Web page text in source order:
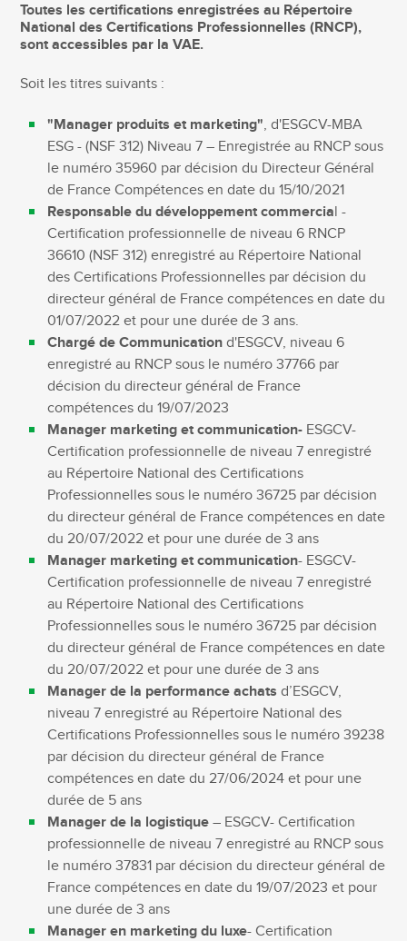
Toutes les certifications enregistrées au Répertoire
National des Certifications Professionnelles (RNCP),
sont accessibles par la VAE.
Soit les titres suivants :
"Manager produits et marketing", d'ESGCV-MBA
ESG - (NSF 312) Niveau 7 – Enregistrée au RNCP sous
le numéro 35960 par décision du Directeur Général
de France Compétences en date du 15/10/2021
Responsable du développement commercial -
Certification professionnelle de niveau 6 RNCP
36610 (NSF 312) enregistré au Répertoire National
des Certifications Professionnelles par décision du
directeur général de France compétences en date du
01/07/2022 et pour une durée de 3 ans.
Chargé de Communication d'ESGCV, niveau 6
enregistré au RNCP sous le numéro 37766 par
décision du directeur général de France
compétences du 19/07/2023
Manager marketing et communication- ESGCV-
Certification professionnelle de niveau 7 enregistré
au Répertoire National des Certifications
Professionnelles sous le numéro 36725 par décision
du directeur général de France compétences en date
du 20/07/2022 et pour une durée de 3 ans
Manager marketing et communication- ESGCV-
Certification professionnelle de niveau 7 enregistré
au Répertoire National des Certifications
Professionnelles sous le numéro 36725 par décision
du directeur général de France compétences en date
du 20/07/2022 et pour une durée de 3 ans
Manager de la performance achats d’ESGCV,
niveau 7 enregistré au Répertoire National des
Certifications Professionnelles sous le numéro 39238
par décision du directeur général de France
compétences en date du 27/06/2024 et pour une
durée de 5 ans
Manager de la logistique – ESGCV- Certification
professionnelle de niveau 7 enregistré au RNCP sous
le numéro 37831 par décision du directeur général de
France compétences en date du 19/07/2023 et pour
une durée de 3 ans
Manager en marketing du luxe- Certification